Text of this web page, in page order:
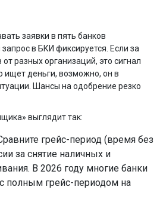
заявки в пять банков
в БКИ фиксируется. Если за
разных организаций, это сигнал
ищет деньги, возможно, он в
Шансы на одобрение резко
выглядит так:
грейс-период (время без
за снятие наличных и
В 2026 году многие банки
полным грейс-периодом на